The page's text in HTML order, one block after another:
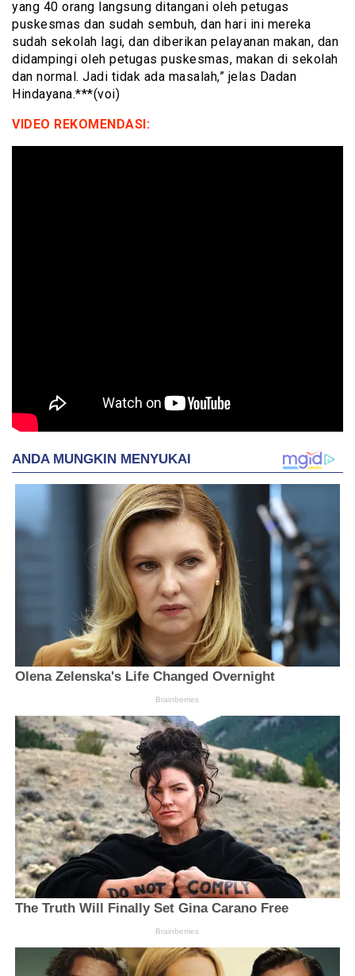
yang 40 orang langsung ditangani oleh petugas
puskesmas dan sudah sembuh, dan hari ini mereka
sudah sekolah lagi, dan diberikan pelayanan makan, dan
didampingi oleh petugas puskesmas, makan di sekolah
dan normal. Jadi tidak ada masalah,” jelas Dadan
Hindayana.***(voi)
VIDEO REKOMENDASI: